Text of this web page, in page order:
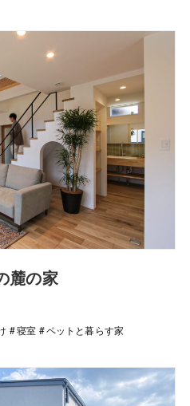
麓の家
寝室 ペットと暮らす家